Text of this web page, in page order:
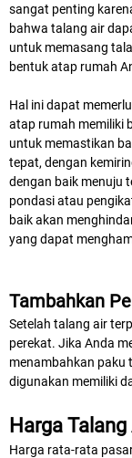
sangat penting
bahwa talang air
untuk memasang
bentuk atap rumah
Hal ini dapat
atap rumah memiliki
untuk memastikan
tepat, dengan
dengan baik menuju
pondasi atau
baik akan
yang dapat
Tambahkan
Setelah talang air
perekat. Jika Anda
menambahkan paku
digunakan memiliki
Harga
Harga rata-rata